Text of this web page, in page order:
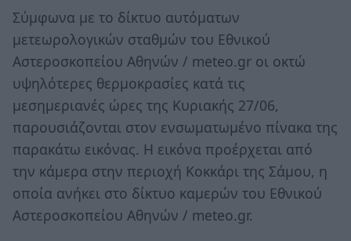
Σύμφωνα με το δίκτυο αυτόματων
μετεωρολογικών σταθμών του Εθνικού
Αστεροσκοπείου Αθηνών / meteo.gr οι οκτώ
υψηλότερες θερμοκρασίες κατά τις
μεσημεριανές ώρες της Κυριακής 27/06,
παρουσιάζονται στον ενσωματωμένο πίνακα της
παρακάτω εικόνας. Η εικόνα προέρχεται από
την κάμερα στην περιοχή Κοκκάρι της Σάμου, η
οποία ανήκει στο δίκτυο καμερών του Εθνικού
Αστεροσκοπείου Αθηνών / meteo.gr.